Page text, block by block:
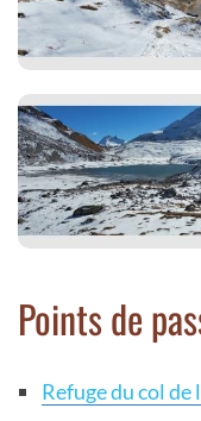
Points de
Refuge du col de